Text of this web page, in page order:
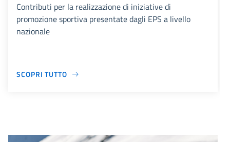
Contributi per la realizzazione di iniziative di
promozione sportiva presentate dagli EPS a livello
nazionale
SCOPRI TUTTO